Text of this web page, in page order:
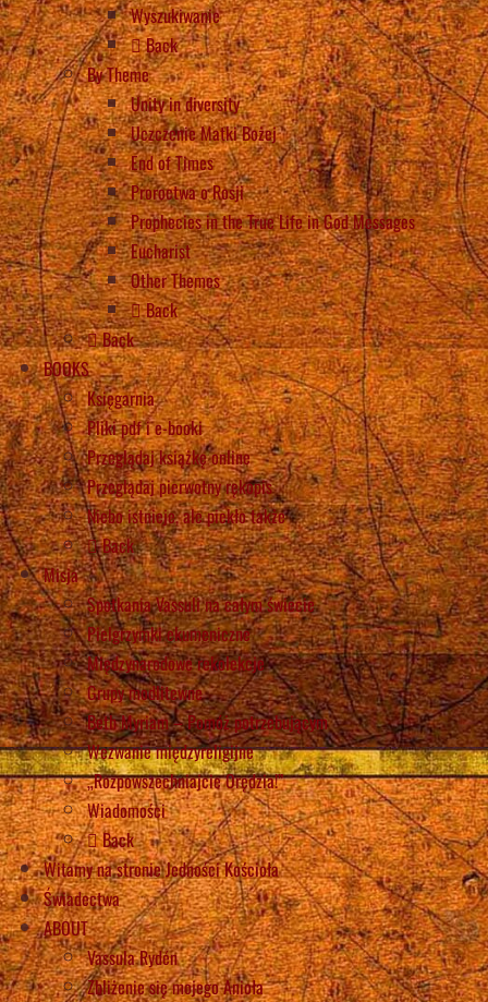
Wyszukiwanie
Back
By Theme
Unity in diversity
Uczczenie Matki Bożej
End of Times
Proroctwa o Rosji
Prophecies in the True Life in God Messages
Eucharist
Other Themes
Back
Back
BOOKS
Księgarnia
Pliki pdf i e-booki
Przeglądaj książkę online
Przeglądaj pierwotny rękopis
Niebo istnieje, ale piekło także
Back
Misja
Spotkania Vassuli na całym świecie
Pielgrzymki ekumeniczne
Międzynarodowe rekolekcje
Grupy modlitewne
Beth Myriam – Pomóż potrzebującym
Wezwanie międzyreligijne
„Rozpowszechniajcie Orędzia!”
Wiadomości
Back
Witamy na stronie Jedności Kościoła
Świadectwa
ABOUT
Vassula Rydén
Zbliżenie się mojego Anioła